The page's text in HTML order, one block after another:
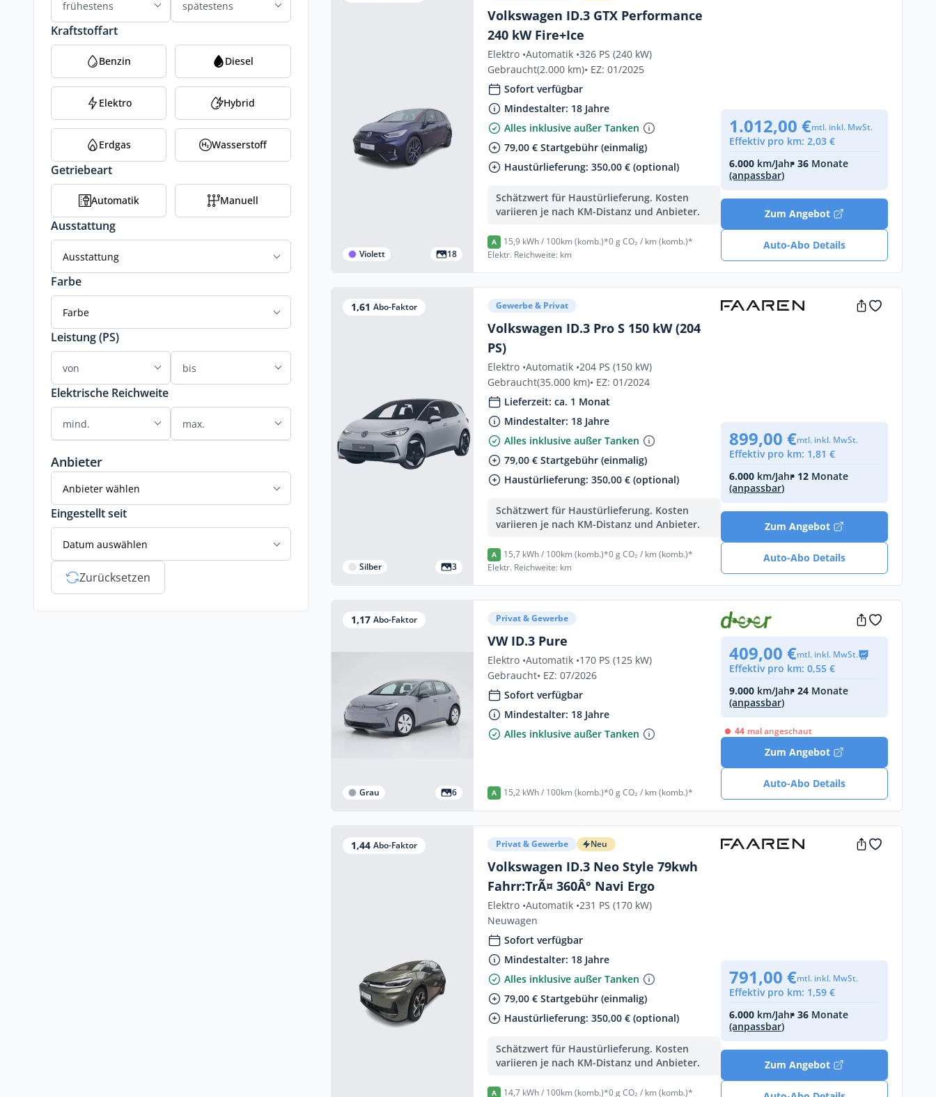
Kraftstoffart
Benzin Diesel
Elektro Hybrid
Erdgas Wasserstoff
Getriebeart
Automatik Manuell
Ausstattung
Ausstattung
Farbe
Farbe
Leistung (PS)
Elektrische Reichweite
Anbieter
Anbieter wählen
Eingestellt seit
Datum auswählen
Zurücksetzen
Violett 18
Volkswagen ID.3 GTX Performance
240 kW Fire+Ice
Elektro •Automatik •326 PS (240 kW)
Gebraucht(2.000 km)• EZ: 01/2025
Sofort verfügbar
Mindestalter: 18 Jahre
Alles inklusive außer Tanken
79,00 € Startgebühr (einmalig)
Haustürlieferung: 350,00 € (optional)
Schätzwert für Haustürlieferung. Kosten
variieren je nach KM-Distanz und Anbieter.
A 15,9 kWh / 100km (komb.)*0 g CO₂ / km (komb.)*
Elektr. Reichweite: km
1.012,00 €mtl. inkl. MwSt.
Effektiv pro km: 2,03 €
6.000 km/Jahr• 36 Monate
(anpassbar)
Zum Angebot
Auto-Abo Details
1,61 Abo-Faktor
Silber 3
Gewerbe & Privat
Volkswagen ID.3 Pro S 150 kW (204
PS)
Elektro •Automatik •204 PS (150 kW)
Gebraucht(35.000 km)• EZ: 01/2024
Lieferzeit: ca. 1 Monat
Mindestalter: 18 Jahre
Alles inklusive außer Tanken
79,00 € Startgebühr (einmalig)
Haustürlieferung: 350,00 € (optional)
Schätzwert für Haustürlieferung. Kosten
variieren je nach KM-Distanz und Anbieter.
A 15,7 kWh / 100km (komb.)*0 g CO₂ / km (komb.)*
Elektr. Reichweite: km
899,00 €mtl. inkl. MwSt.
Effektiv pro km: 1,81 €
6.000 km/Jahr• 12 Monate
(anpassbar)
Zum Angebot
Auto-Abo Details
1,17 Abo-Faktor
Grau 6
Privat & Gewerbe
VW ID.3 Pure
Elektro •Automatik •170 PS (125 kW)
Gebraucht• EZ: 07/2026
Sofort verfügbar
Mindestalter: 18 Jahre
Alles inklusive außer Tanken
A 15,2 kWh / 100km (komb.)*0 g CO₂ / km (komb.)*
409,00 €mtl. inkl. MwSt.
Effektiv pro km: 0,55 €
9.000 km/Jahr• 24 Monate
(anpassbar)
44 mal angeschaut
Zum Angebot
Auto-Abo Details
1,44 Abo-Faktor Privat & Gewerbe Neu
Volkswagen ID.3 Neo Style 79kwh
Fahrr:TrÃ¤ 360Â° Navi Ergo
Elektro •Automatik •231 PS (170 kW)
Neuwagen
Sofort verfügbar
Mindestalter: 18 Jahre
Alles inklusive außer Tanken
79,00 € Startgebühr (einmalig)
Haustürlieferung: 350,00 € (optional)
Schätzwert für Haustürlieferung. Kosten
variieren je nach KM-Distanz und Anbieter.
A 14,7 kWh / 100km (komb.)*0 g CO₂ / km (komb.)*
791,00 €mtl. inkl. MwSt.
Effektiv pro km: 1,59 €
6.000 km/Jahr• 36 Monate
(anpassbar)
Zum Angebot